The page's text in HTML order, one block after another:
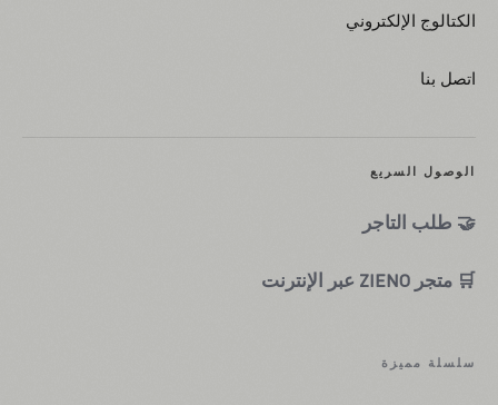
الكتالوج الإلكتروني
اتصل بنا
الوصول السريع
🤝 طلب التاجر
🛒 متجر ZIENO عبر الإنترنت
سلسلة مميزة